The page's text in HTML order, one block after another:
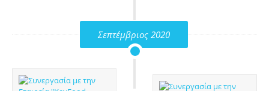
Σεπτέμβριος 2020